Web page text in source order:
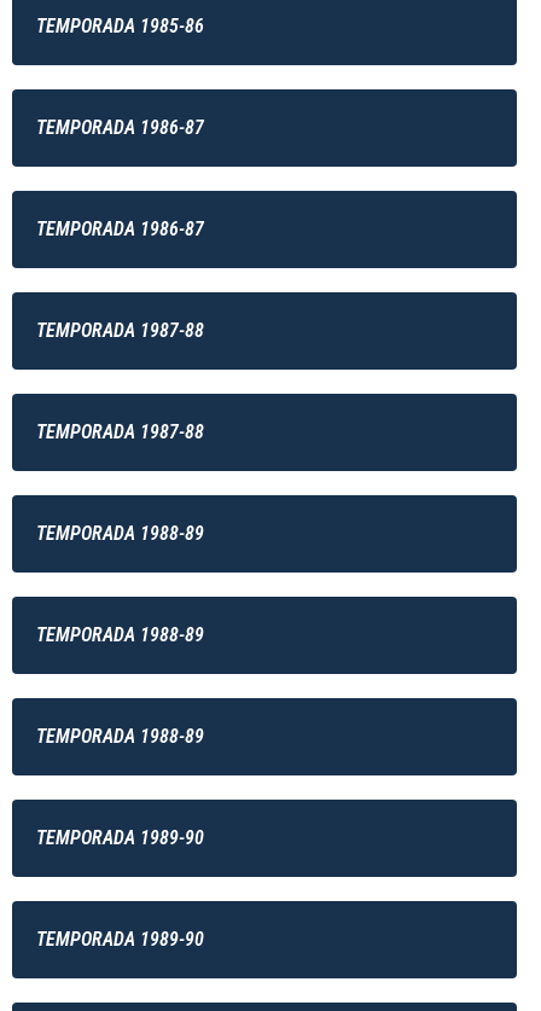
TEMPORADA 1985-86
TEMPORADA 1986-87
TEMPORADA 1986-87
TEMPORADA 1987-88
TEMPORADA 1987-88
TEMPORADA 1988-89
TEMPORADA 1988-89
TEMPORADA 1988-89
TEMPORADA 1989-90
TEMPORADA 1989-90